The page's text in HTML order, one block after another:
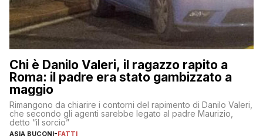
Chi è Danilo Valeri, il ragazzo rapito a
Roma: il padre era stato gambizzato a
maggio
Rimangono da chiarire i contorni del rapimento di Danilo Valeri,
che secondo gli agenti sarebbe legato al padre Maurizio,
detto “il sorcio”
ASIA BUCONI-FATTI